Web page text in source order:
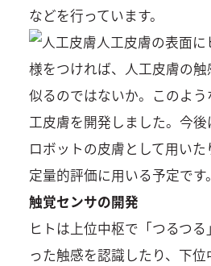
などを行っています。
人工皮膚の表面
様をつければ、人工皮膚の
似るのではないか。このよ
工皮膚を開発しました。今
ロボットの皮膚として用い
定量的評価に用いる予定です。
触覚センサの開発
ヒトは上位中枢で「つるつ
った触感を認識したり、下